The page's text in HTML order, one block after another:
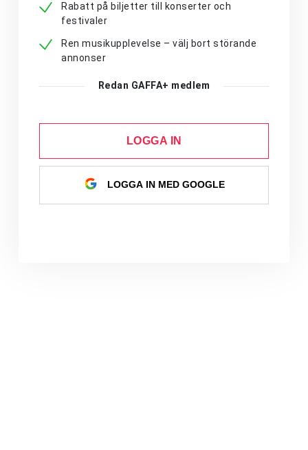
Rabatt på biljetter till konserter och
festivaler
Ren musikupplevelse – välj bort störande
annonser
Redan GAFFA+ medlem
LOGGA IN
LOGGA IN MED GOOGLE